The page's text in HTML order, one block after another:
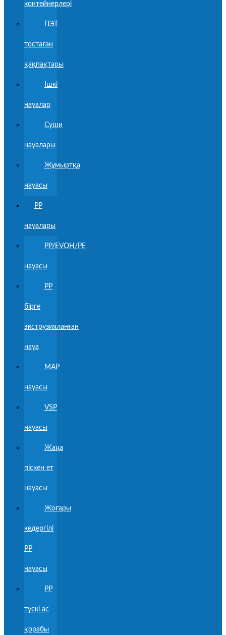
контейнерлері
ПЭТ
тостаған
қақпақтары
Ішкі
науалар
Суши
науалары
Жұмыртқа
науасы
PP
науалары
PP/EVOH/PE
науасы
PP
бірге
экструзияланған
науа
MAP
науасы
VSP
науасы
Жаңа
піскен ет
науасы
Жоғары
кедергілі
PP
науасы
PP
түскі ас
қорабы